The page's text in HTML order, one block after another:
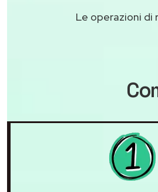
Le operazioni di